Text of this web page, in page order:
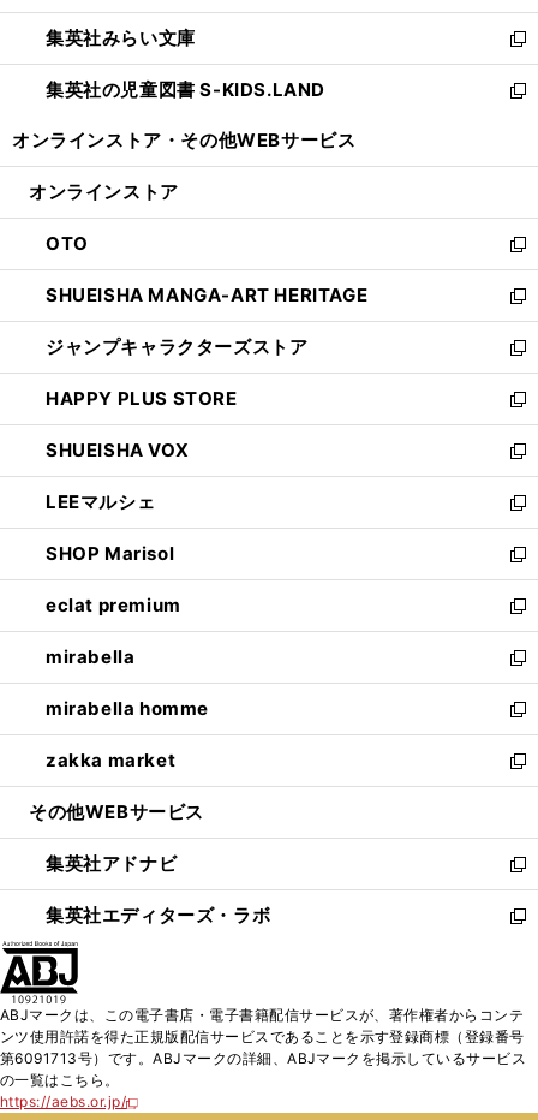
開
く
ウ
で
開
く
ン
ド
ウ
で
ウ
ィ
ン
ド
開
集英社みらい文庫
新
し
い
ン
ウ
で
開
く
集英社の児童図書 S-KIDS.LAND
新
ウ
ン
ド
ウ
で
開
く
オンラインストア・ その他WEBサービス
オンラインストア
OTO
新
し
い
ウ
ィ
ン
ド
ウ
で
開
く
SHUEISHA MANGA-ART HERITAGE
新
し
い
ウ
ィ
ン
ド
ウ
で
開
く
ジャンプキャラクターズストア
新
し
い
ウ
ィ
ン
ド
ウ
で
開
く
HAPPY PLUS STORE
新
し
い
ウ
ィ
ン
ド
ウ
で
開
く
SHUEISHA VOX
新
し
い
ウ
ィ
ン
ド
ウ
で
開
く
LEEマルシェ
新
し
い
ウ
ィ
ン
ド
ウ
で
開
く
SHOP Marisol
新
し
い
ウ
ィ
ン
ド
ウ
で
開
eclat premium
新
し
い
ウ
ィ
ン
ド
ウ
開
く
mirabella
新
し
い
ウ
ィ
ン
ウ
で
開
く
mirabella homme
新
し
い
ウ
ン
ド
ウ
で
zakka market
新
し
ウ
ィ
ン
ド
く
その他WEBサービス
集英社アドナビ
新
し
い
ド
ウ
で
集英社エディターズ・ラボ
新
ィ
ン
ABJマークは、この電子書店・電子書籍配信サービスが、著作権者からコンテ
ンツ使用許諾を得た正規版配信サービスであることを示す登録商標（登録番号
第6091713号）です。ABJマークの詳細、ABJマークを掲示しているサービス
の一覧はこちら。
https://aebs.or.jp/
新